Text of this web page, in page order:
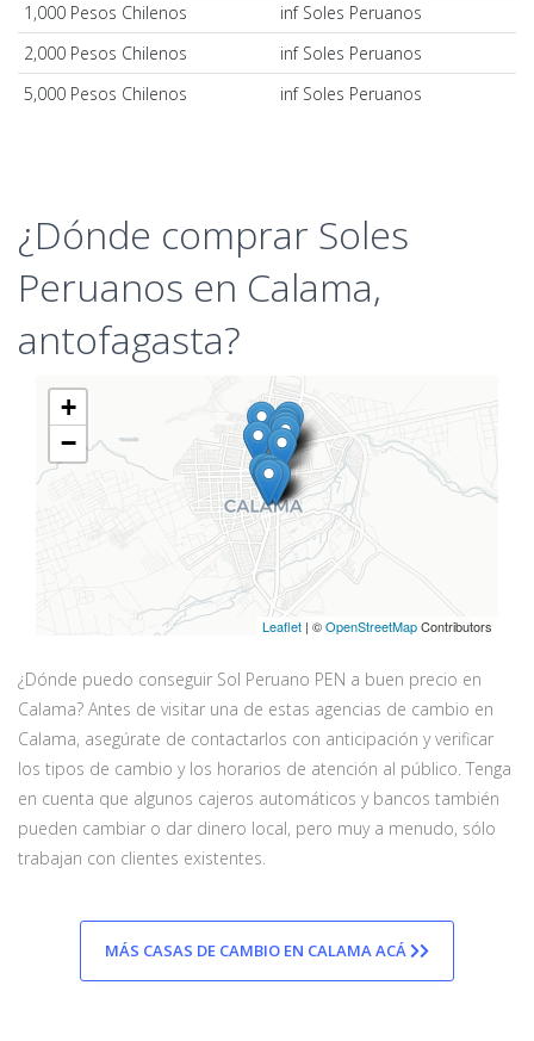
1,000 Pesos Chilenos
inf Soles Peruanos
2,000 Pesos Chilenos
inf Soles Peruanos
5,000 Pesos Chilenos
inf Soles Peruanos
¿Dónde comprar Soles
Peruanos en Calama,
antofagasta?
+
−
Leaflet | ©OpenStreetMapContributors
¿Dónde puedo conseguir Sol Peruano PEN a buen precio en
Calama? Antes de visitar una de estas agencias de cambio en
Calama, asegúrate de contactarlos con anticipación y verificar
los tipos de cambio y los horarios de atención al público. Tenga
en cuenta que algunos cajeros automáticos y bancos también
pueden cambiar o dar dinero local, pero muy a menudo, sólo
trabajan con clientes existentes.
MÁS CASAS DE CAMBIO EN CALAMA ACÁ